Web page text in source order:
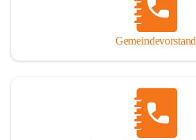
Gemeindevorstand